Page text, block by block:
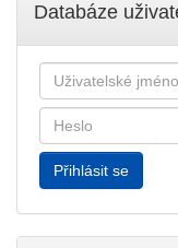
Databáze